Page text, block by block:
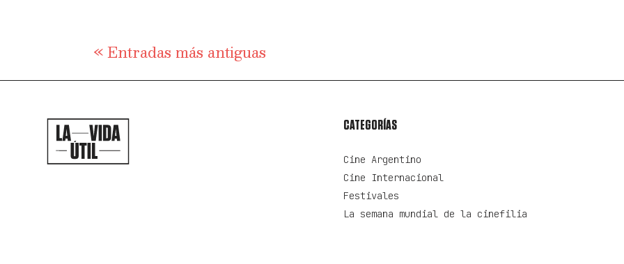
« Entradas más antiguas
CATEGORÍAS
Cine Argentino
Cine Internacional
Festivales
La semana mundial de la cinefilia